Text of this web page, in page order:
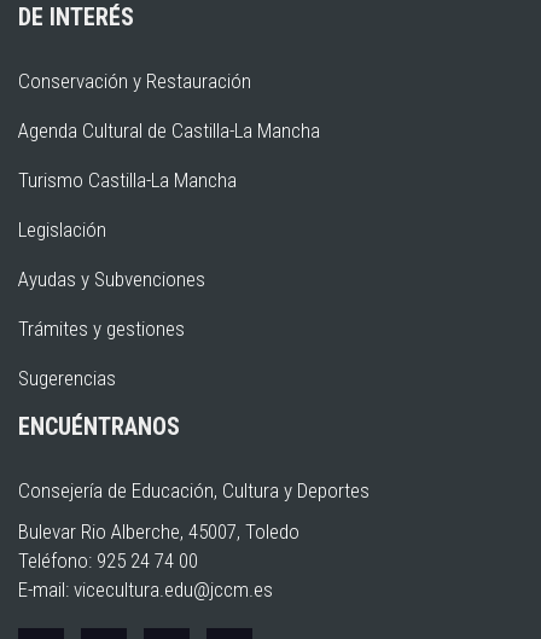
DE INTERÉS
Conservación y Restauración
Agenda Cultural de Castilla-La Mancha
Turismo Castilla-La Mancha
Legislación
Ayudas y Subvenciones
Trámites y gestiones
Sugerencias
ENCUÉNTRANOS
Consejería de Educación, Cultura y Deportes
Bulevar Rio Alberche, 45007, Toledo
Teléfono: 925 24 74 00
E-mail: vicecultura.edu@jccm.es